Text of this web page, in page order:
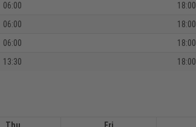
06:00
18:00
06:00
18:00
06:00
18:00
13:30 18:00